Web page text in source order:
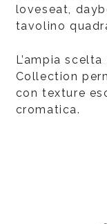
loveseat,
tavolino
L’ampia
Collection
con texture
cromatica.